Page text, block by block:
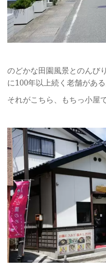
のどかな田園風景とのんび
に100年以上続く老舗がある
それがこちら、もちっ小屋